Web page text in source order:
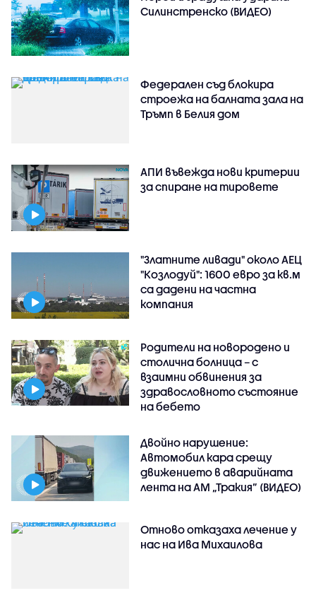
Силинстренско (ВИДЕО)
Федерален съд блокира
строежа на балната зала на
Тръмп в Белия дом
АПИ въвежда нови критерии
за спиране на тировете
"Златните ливади" около АЕЦ
"Козлодуй": 1600 евро за кв.м
са дадени на частна
компания
Родители на новородено и
столична болница – с
взаимни обвинения за
здравословното състояние
на бебето
Двойно нарушение:
Автомобил кара срещу
движението в аварийната
лента на АМ „Тракия” (ВИДЕО)
Отново отказаха лечение у
нас на Ива Михаилова